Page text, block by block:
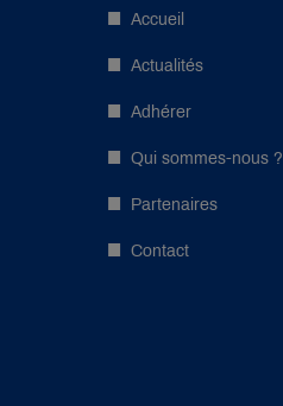
Accueil
Actualités
Adhérer
Qui sommes-nous ?
Partenaires
Contact